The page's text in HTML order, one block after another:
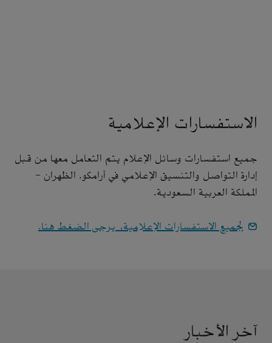
الاستفسارات الإعلامية
جميع استفسارات وسائل الإعلام يتم التعامل معها من قبل
إدارة التواصل والتنسيق الإعلامي في أرامكو. الظهران -
المملكة العربية السعودية.
لجميع الاستفسارات الإعلامية، يرجى الضغط هنا.
آخر الأخبار